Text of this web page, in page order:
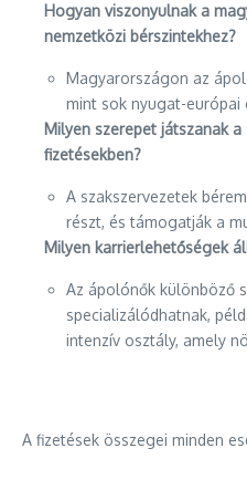
Hogyan viszonyulnak a
nemzetközi bérszintekhez?
Magyarországon az
mint sok nyugat-európai
Milyen szerepet játszanak
fizetésekben?
A szakszervezetek
részt, és támogatják a
Milyen karrierlehetőségek
Az ápolónők különböző
specializálódhatnak,
intenzív osztály, amely
A fizetések összegei minden